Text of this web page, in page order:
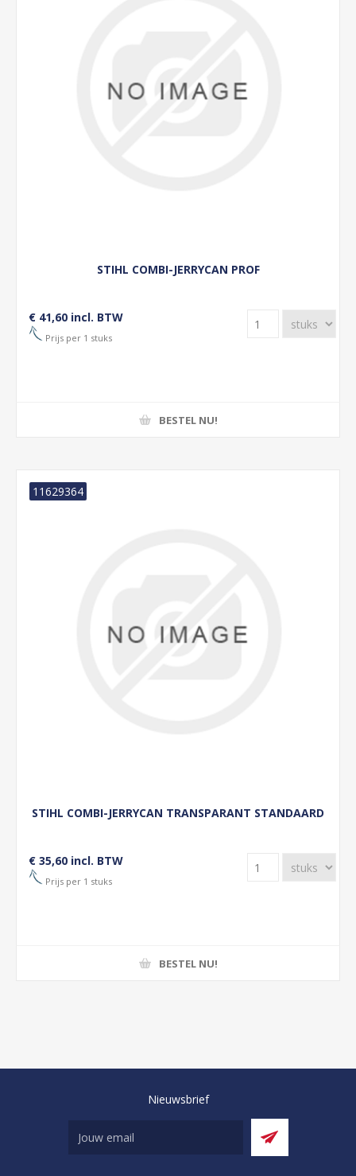
STIHL COMBI-JERRYCAN PROF
€ 41,60 incl. BTW
Prijs per 1 stuks
BESTEL NU!
STIHL COMBI-JERRYCAN TRANSPARANT STANDAARD
11629364
€ 35,60 incl. BTW
Prijs per 1 stuks
BESTEL NU!
Nieuwsbrief